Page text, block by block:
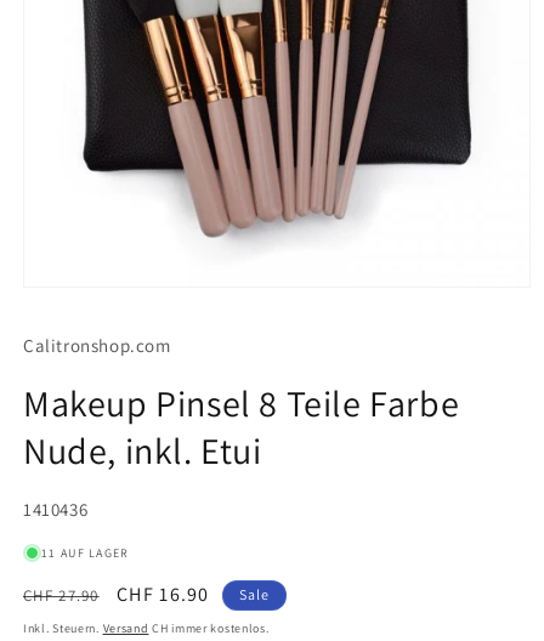
Modal
Calitronshop.com
Makeup Pinsel 8 Teile Farbe
Nude, inkl. Etui
SKU:
1410436
11 AUF LAGER
Normaler
Preis
CHF 27.90 Verkaufspreis
CHF 16.90 Sale
Inkl. Steuern. Versand CH immer kostenlos.